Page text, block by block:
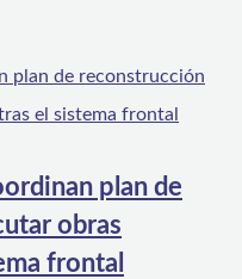
plan de
obras
frontal